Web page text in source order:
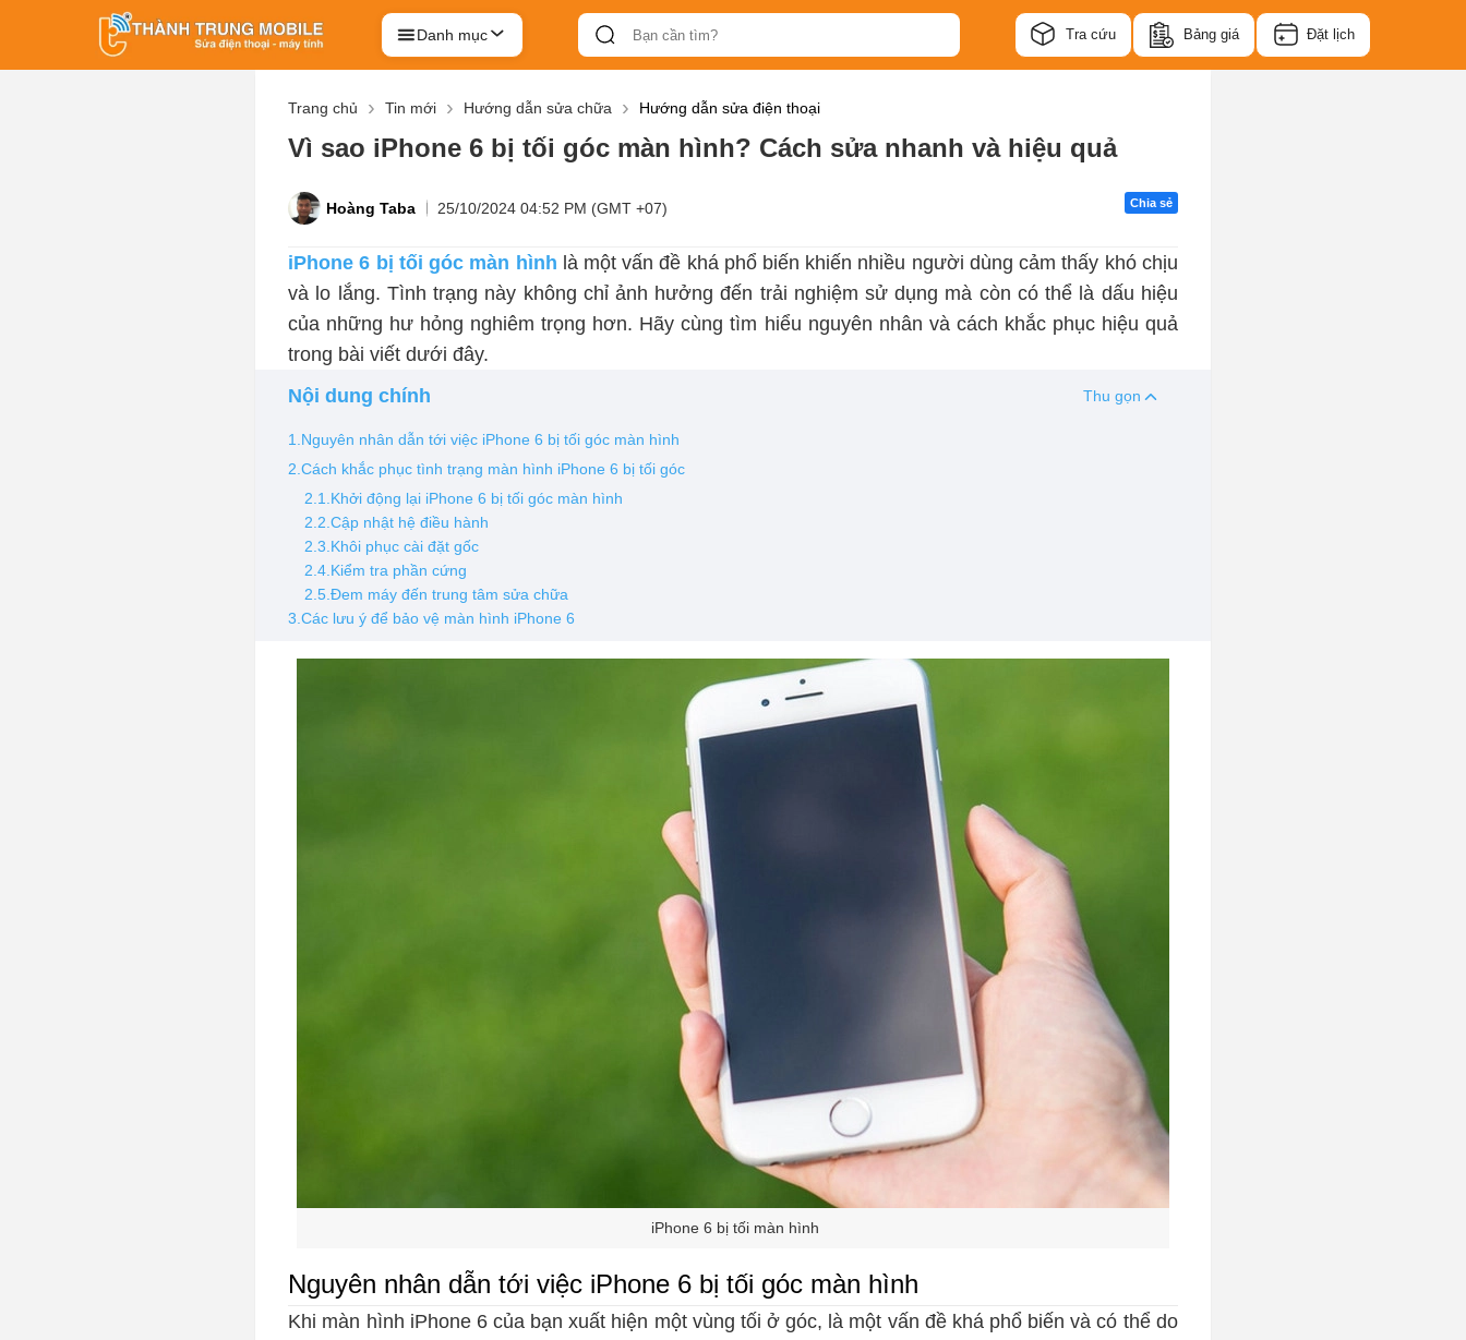
Danh mục Tra cứu Bảng giá Đặt lịch
Trang chủ Tin mới Hướng dẫn sửa chữa Hướng dẫn sửa điện thoại
Vì sao iPhone 6 bị tối góc màn hình? Cách sửa nhanh và hiệu quả
Hoàng Taba 25/10/2024 04:52 PM (GMT +07) Chia sẻ
iPhone 6 bị tối góc màn hình là một vấn đề khá phổ biến khiến nhiều người dùng cảm thấy khó chịu
và lo lắng. Tình trạng này không chỉ ảnh hưởng đến trải nghiệm sử dụng mà còn có thể là dấu hiệu
của những hư hỏng nghiêm trọng hơn. Hãy cùng tìm hiểu nguyên nhân và cách khắc phục hiệu quả
trong bài viết dưới đây.
Nội dung chính
Thu gọn
1.Nguyên nhân dẫn tới việc iPhone 6 bị tối góc màn hình
2.Cách khắc phục tình trạng màn hình iPhone 6 bị tối góc
2.1.Khởi động lại iPhone 6 bị tối góc màn hình
2.2.Cập nhật hệ điều hành
2.3.Khôi phục cài đặt gốc
2.4.Kiểm tra phần cứng
2.5.Đem máy đến trung tâm sửa chữa
3.Các lưu ý để bảo vệ màn hình iPhone 6
iPhone 6 bị tối màn hình
Nguyên nhân dẫn tới việc iPhone 6 bị tối góc màn hình
Khi màn hình iPhone 6 của bạn xuất hiện một vùng tối ở góc, là một vấn đề khá phổ biến và có thể do